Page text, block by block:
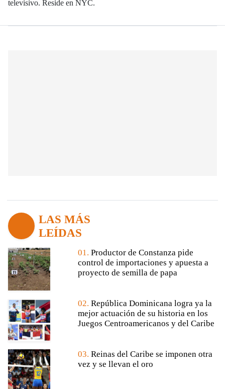
televisivo. Reside en NYC.
LAS MÁS
LEÍDAS
01. Productor de Constanza pide
control de importaciones y apuesta a
proyecto de semilla de papa
02. República Dominicana logra ya la
mejor actuación de su historia en los
Juegos Centroamericanos y del Caribe
03. Reinas del Caribe se imponen otra
vez y se llevan el oro